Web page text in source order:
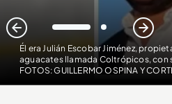
Él era Julián Escobar Jiménez,
aguacates llamada Coltrópicos, con
FOTOS: GUILLERMO OSPINA Y
1 2